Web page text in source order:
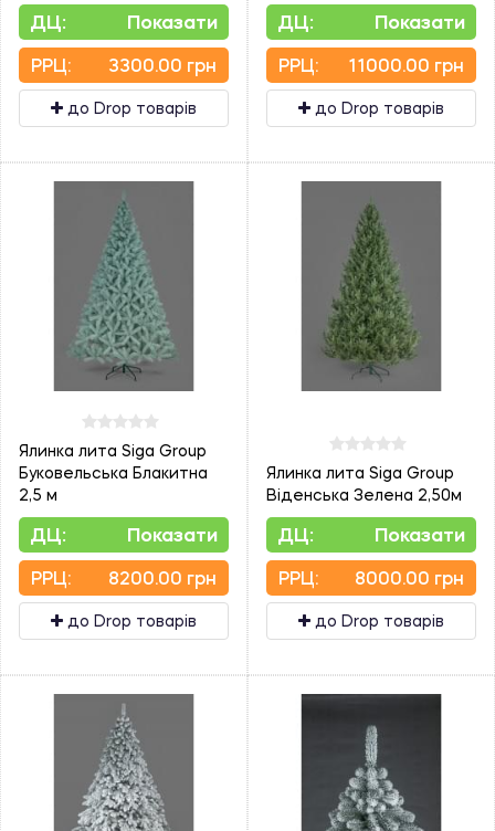
ДЦ: Показати
PPЦ: 3300.00 грн
до Drop товарів
ДЦ: Показати
PPЦ: 11000.00 грн
до Drop товарів
Ялинка лита Siga Group
Буковельська Блакитна
2,5 м
ДЦ: Показати
PPЦ: 8200.00 грн
до Drop товарів
Ялинка лита Siga Group
Віденська Зелена 2,50м
ДЦ: Показати
PPЦ: 8000.00 грн
до Drop товарів